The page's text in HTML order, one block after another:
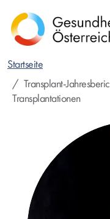
zum
Inhalt
Startseite
Transplant-
Transplantationen